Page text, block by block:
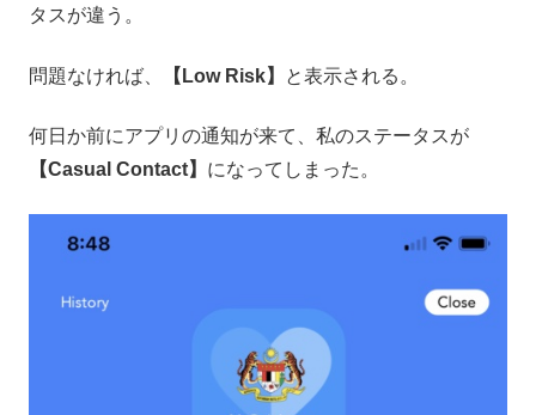
タスが違う。
問題なければ、 【Low Risk】 と表示される。
何日か前にアプリの通知が来て、私のステータスが
【Casual Contact】 になってしまった。